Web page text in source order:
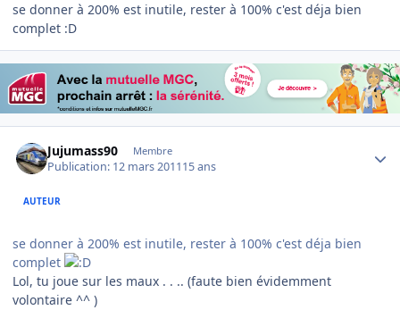
se donner à 200% est inutile, rester à 100% c'est déja bien
complet :D
Jujumass90 Membre
Publication: 12 mars 201115 ans
AUTEUR
se donner à 200% est inutile, rester à 100% c'est déja bien
complet
Lol, tu joue sur les maux . . .. (faute bien évidemment
volontaire ^^ )